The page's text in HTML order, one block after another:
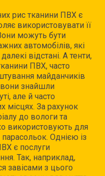
рис тканини ПВХ є
використовувати її
можуть бути
автомобілів, які
відстані. А тенти,
ПВХ, часто
майданчиків
вони знайшли
але й часто
місцях. За рахунок
до вологи та
використовують для
парасольок. Однією із
є послуги
Так, наприклад,
завісами з цього